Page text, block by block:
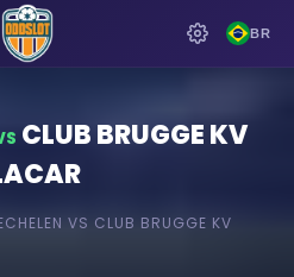
BR
CLUB BRUGGE KV
VS CLUB BRUGGE KV